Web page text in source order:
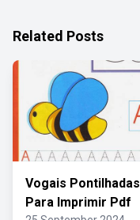
Related Posts
Vogais Pontilhadas
Para Imprimir Pdf